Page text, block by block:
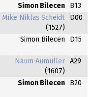
Simon Bilecen
B13
Mike Niklas Scheidt
(1527)
D00
Simon Bilecen D15
Naum Aumüller
(1607)
A29
Simon Bilecen B20